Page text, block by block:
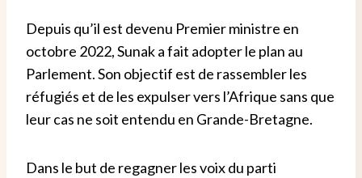
Depuis qu’il est devenu Premier ministre en
octobre 2022, Sunak a fait adopter le plan au
Parlement. Son objectif est de rassembler les
réfugiés et de les expulser vers l’Afrique sans que
leur cas ne soit entendu en Grande-Bretagne.
Dans le but de regagner les voix du parti